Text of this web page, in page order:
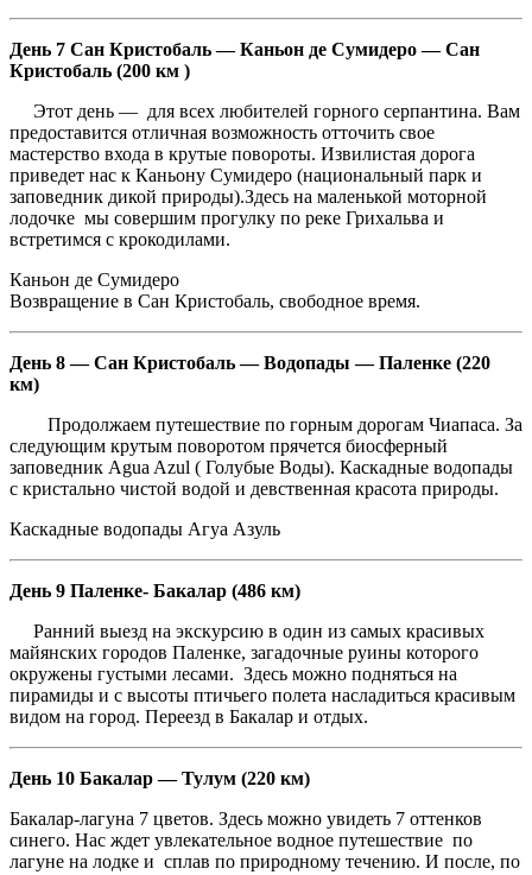
День 7 Сан Кристобаль — Каньон де Сумидеро — Сан
Кристобаль (200 км )
Этот день — для всех любителей горного серпантина. Вам
предоставится отличная возможность отточить свое
мастерство входа в крутые повороты. Извилистая дорога
приведет нас к Каньону Сумидеро (национальный парк и
заповедник дикой природы).Здесь на маленькой моторной
лодочке мы совершим прогулку по реке Грихальва и
встретимся с крокодилами.
Каньон де Сумидеро
Возвращение в Сан Кристобаль, свободное время.
День 8 — Сан Кристобаль — Водопады — Паленке (220
км)
Продолжаем путешествие по горным дорогам Чиапаса. За
следующим крутым поворотом прячется биосферный
заповедник Agua Azul ( Голубые Воды). Каскадные водопады
с кристально чистой водой и девственная красота природы.
Каскадные водопады Агуа Азуль
День 9 Паленке- Бакалар (486 км)
Ранний выезд на экскурсию в один из самых красивых
майянских городов Паленке, загадочные руины которого
окружены густыми лесами. Здесь можно подняться на
пирамиды и с высоты птичьего полета насладиться красивым
видом на город. Переезд в Бакалар и отдых.
День 10 Бакалар — Тулум (220 км)
Бакалар-лагуна 7 цветов. Здесь можно увидеть 7 оттенков
синего. Нас ждет увлекательное водное путешествие по
лагуне на лодке и сплав по природному течению. И после, по